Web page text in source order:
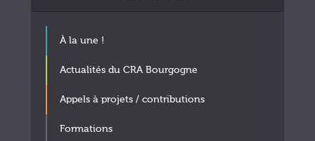
À la une !
Actualités du CRA Bourgogne
Appels à projets / contributions
Formations